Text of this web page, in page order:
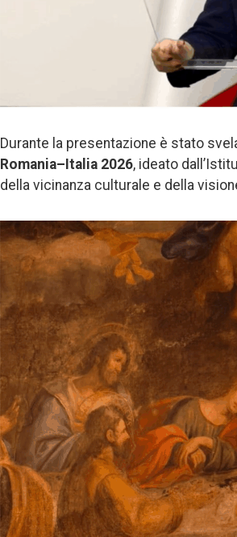
Durante la presentazione è stato
Romania–Italia 2026, ideato
della vicinanza culturale e della